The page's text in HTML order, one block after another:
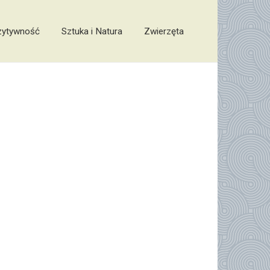
Sztuka i Natura Zwierzęta